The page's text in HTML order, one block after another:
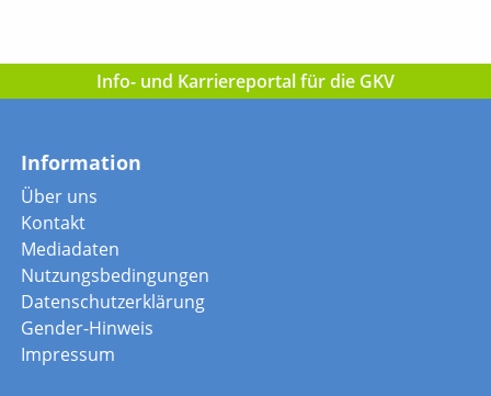
Info- und Karriereportal für die GKV
Information
Über uns
Kontakt
Mediadaten
Nutzungsbedingungen
Datenschutzerklärung
Gender-Hinweis
Impressum